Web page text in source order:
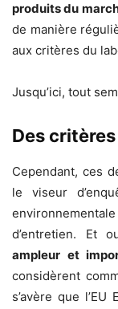
produits du
de manière
aux critères du
Jusqu’ici, tout
Des
Cependant, ces
le viseur
d’entretien. Et
ampleur et
considèrent
s’avère que l’EU